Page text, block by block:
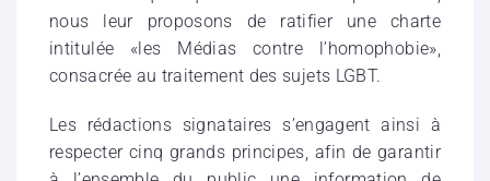
nous leur proposons de ratifier une charte
intitulée «les Médias contre l’homophobie»,
consacrée au traitement des sujets LGBT.
Les rédactions signataires s’engagent ainsi à
respecter cinq grands principes, afin de garantir